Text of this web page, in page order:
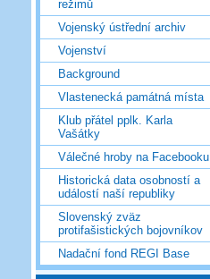
režimů
Vojenský ústřední archiv
Vojenství
Background
Vlastenecká památná místa
Klub přátel pplk. Karla
Vašátky
Válečné hroby na Facebooku
Historická data osobností a
událostí naší republiky
Slovenský zväz
protifašistických bojovníkov
Nadační fond REGI Base